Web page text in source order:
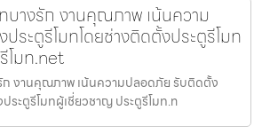
บางรัก งานคุณภาพ เน้นความ
ระตูรีโมทโดยช่างติดตั้งประตูรีโมท
โมท.net
ก งานคุณภาพ เน้นความปลอดภัย รับติดตั้ง
ระตูรีโมทผู้เชี่ยวชาญ ประตูรีโมท.n